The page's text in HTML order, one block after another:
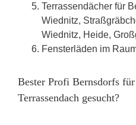
Terrassendächer für
Wiednitz,
Wiednitz, Heide,
Fensterläden im
Bester Profi Bernsdorfs
Terrassendach gesucht?